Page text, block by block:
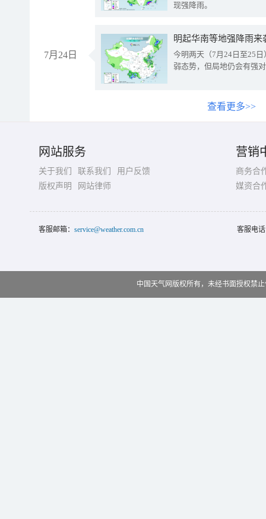
现强降雨。
7月24日
明起华南等地强降雨
今明两天（7月24日至25
弱态势，但局地仍会有强
查看更多>>
网站服务
关于我们 联系我们
用户反馈
版权声明
网站律师
营销
商务合
媒资合
客服邮箱： service@weather.com.cn 客服电
中国天气网版权所有，未经书面授权